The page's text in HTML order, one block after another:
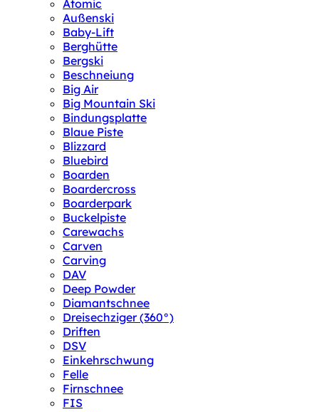
Atomic
Außenski
Baby-Lift
Berghütte
Bergski
Beschneiung
Big Air
Big Mountain Ski
Bindungsplatte
Blaue Piste
Blizzard
Bluebird
Boarden
Boardercross
Boarderpark
Buckelpiste
Carewachs
Carven
Carving
DAV
Deep Powder
Diamantschnee
Dreisechziger (360°)
Driften
DSV
Einkehrschwung
Felle
Firnschnee
FIS